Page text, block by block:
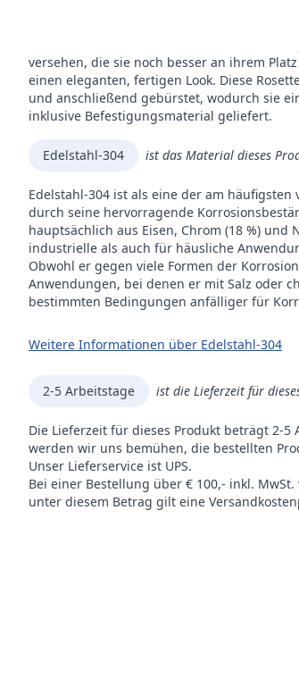
Mit den magnetischen Rosetten von
Rosette erleichtert die korrekte
versehen, die sie noch besser an ihrem
einen eleganten, fertigen Look. Diese
und anschließend gebürstet, wodurch sie
inklusive Befestigungsmaterial geliefert.
Edelstahl-304 ist das Material dieses
Edelstahl-304 ist als eine der am
durch seine hervorragende
hauptsächlich aus Eisen, Chrom (18 %)
industrielle als auch für häusliche
Obwohl er gegen viele Formen der
Anwendungen, bei denen er mit Salz oder
bestimmten Bedingungen anfälliger für
Weitere Informationen über Edelstahl-304
2-5 Arbeitstage ist die Lieferzeit für
Die Lieferzeit für dieses Produkt beträgt 2-
werden wir uns bemühen, die bestellten
Unser Lieferservice ist UPS.
Bei einer Bestellung über € 100,- inkl.
unter diesem Betrag gilt eine